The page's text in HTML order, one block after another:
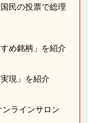
民の投票で総理
め銘柄」を紹介
現」を紹介
ラインサロン